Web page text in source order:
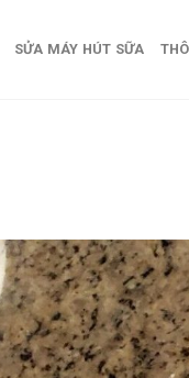
SỬA MÁY HÚT SỮA